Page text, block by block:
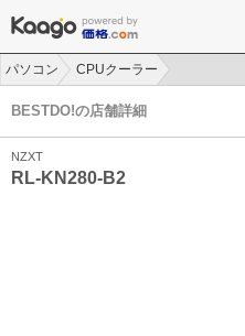
パソコン
CPUクーラー
BESTDO!の店舗詳細
NZXT
RL-KN280-B2